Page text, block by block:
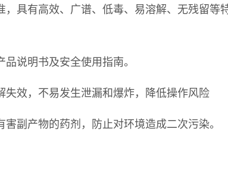
具有高效、广谱、低毒、易溶解、无残留等
说明书及安全使用指南。
效，不易发生泄漏和爆炸，降低操作风险
副产物的药剂，防止对环境造成二次污染。